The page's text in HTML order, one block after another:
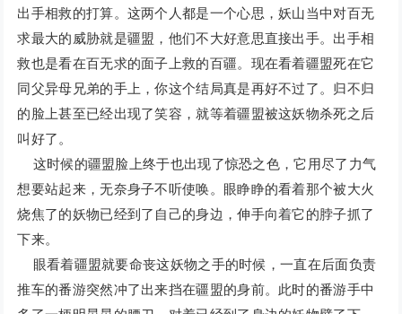
出手相救的打算。这两个人都是一个心思，妖山当中对百无
求最大的威胁就是疆盟，他们不大好意思直接出手。出手相
救也是看在百无求的面子上救的百疆。现在看着疆盟死在它
同父异母兄弟的手上，你这个结局真是再好不过了。归不归
的脸上甚至已经出现了笑容，就等着疆盟被这妖物杀死之后
叫好了。
这时候的疆盟脸上终于也出现了惊恐之色，它用尽了力气
想要站起来，无奈身子不听使唤。眼睁睁的看着那个被大火
烧焦了的妖物已经到了自己的身边，伸手向着它的脖子抓了
下来。
眼看着疆盟就要命丧这妖物之手的时候，一直在后面负责
推车的番游突然冲了出来挡在疆盟的身前。此时的番游手中